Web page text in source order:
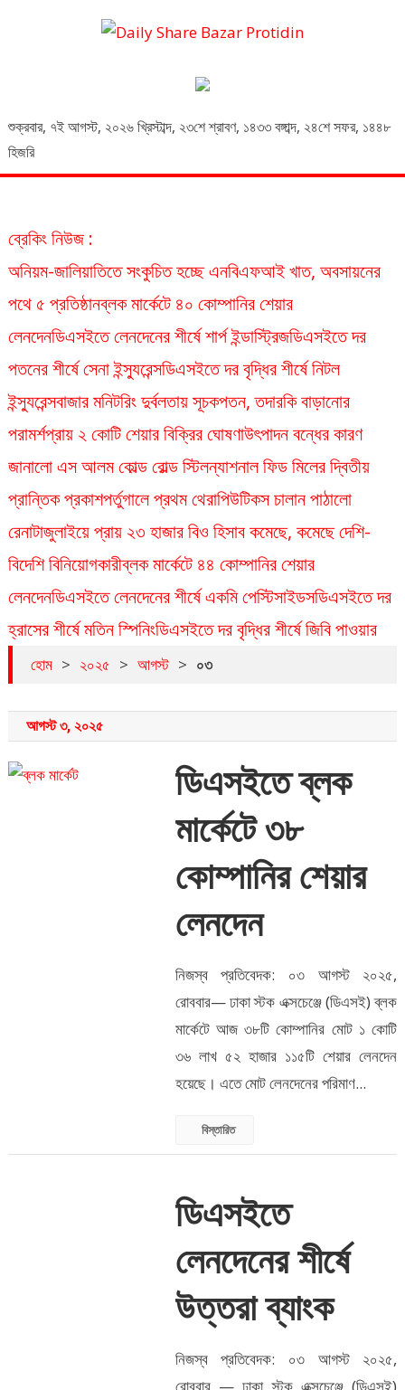
শুক্রবার, ৭ই আগস্ট, ২০২৬ খ্রিস্টাব্দ, ২৩শে শ্রাবণ, ১৪৩৩ বঙ্গাব্দ, ২৪শে সফর, ১৪৪৮
হিজরি
ব্রেকিং নিউজ :
অনিয়ম-জালিয়াতিতে সংকুচিত হচ্ছে এনবিএফআই খাত, অবসায়নের
পথে ৫ প্রতিষ্ঠানব্লক মার্কেটে ৪০ কোম্পানির শেয়ার
লেনদেনডিএসইতে লেনদেনের শীর্ষে শার্প ইন্ডাস্ট্রিজডিএসইতে দর
পতনের শীর্ষে সেনা ইন্স্যুরেন্সডিএসইতে দর বৃদ্ধির শীর্ষে নিটল
ইন্স্যুরেন্সবাজার মনিটরিং দুর্বলতায় সূচকপতন, তদারকি বাড়ানোর
পরামর্শপ্রায় ২ কোটি শেয়ার বিক্রির ঘোষণাউৎপাদন বন্ধের কারণ
জানালো এস আলম কোল্ড রোল্ড স্টিলন্যাশনাল ফিড মিলের দ্বিতীয়
প্রান্তিক প্রকাশপর্তুগালে প্রথম থেরাপিউটিকস চালান পাঠালো
রেনাটাজুলাইয়ে প্রায় ২৩ হাজার বিও হিসাব কমেছে, কমেছে দেশি-
বিদেশি বিনিয়োগকারীব্লক মার্কেটে ৪৪ কোম্পানির শেয়ার
লেনদেনডিএসইতে লেনদেনের শীর্ষে একমি পেস্টিসাইডসডিএসইতে দর
হ্রাসের শীর্ষে মতিন স্পিনিংডিএসইতে দর বৃদ্ধির শীর্ষে জিবি পাওয়ার
হোম > ২০২৫ > আগস্ট > ০৩
আগস্ট ৩, ২০২৫
ডিএসইতে ব্লক
মার্কেটে ৩৮
কোম্পানির শেয়ার
লেনদেন
নিজস্ব প্রতিবেদক: ০৩ আগস্ট ২০২৫,
রোববার— ঢাকা স্টক এক্সচেঞ্জে (ডিএসই) ব্লক
মার্কেটে আজ ৩৮টি কোম্পানির মোট ১ কোটি
৩৬ লাখ ৫২ হাজার ১১৫টি শেয়ার লেনদেন
হয়েছে। এতে মোট লেনদেনের পরিমাণ...
বিস্তারিত
ডিএসইতে
লেনদেনের শীর্ষে
উত্তরা ব্যাংক
নিজস্ব প্রতিবেদক: ০৩ আগস্ট ২০২৫,